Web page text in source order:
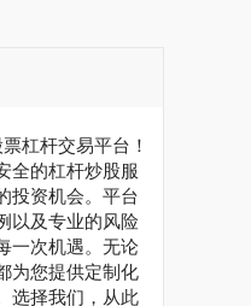
杠杆交易平台！
全的杠杆炒股服
投资机会。平台
以及专业的风险
一次机遇。无论
为您提供定制化
选择我们，从此